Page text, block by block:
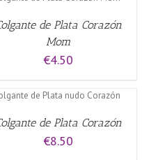
de Plata Corazón
Mom
€4.50
de Plata Corazón
€8.50